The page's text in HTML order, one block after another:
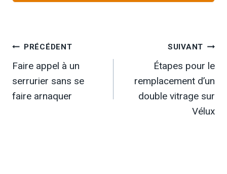
Navigation
de
l’article
PRÉCÉDENT
Faire appel à un
serrurier sans se
faire arnaquer
SUIVANT
Étapes pour le
remplacement d’un
double vitrage sur
Vélux